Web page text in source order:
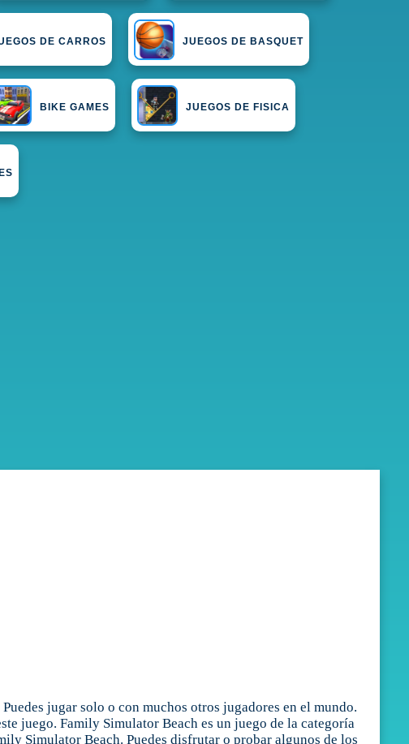
DE CARROS JUEGOS DE BASQUET
BIKE GAMES JUEGOS DE FISICA
jugar solo o con muchos otros jugadores en el mundo.
juego. Family Simulator Beach es un juego de la categoría
Simulator Beach. Puedes disfrutar o probar algunos de los